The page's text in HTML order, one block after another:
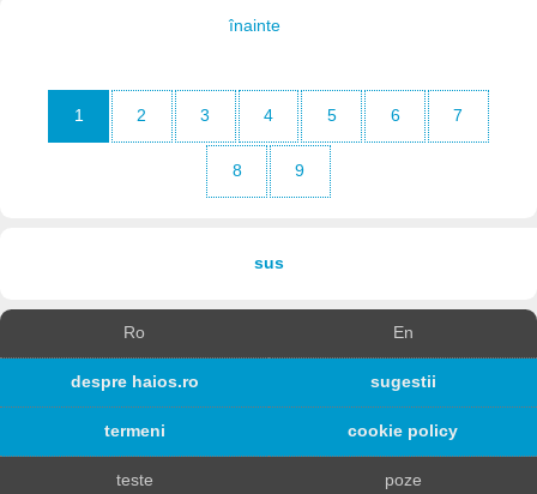
înainte
1 2 3 4 5 6 7
8 9
sus
Ro En
despre haios.ro sugestii
termeni cookie policy
teste poze